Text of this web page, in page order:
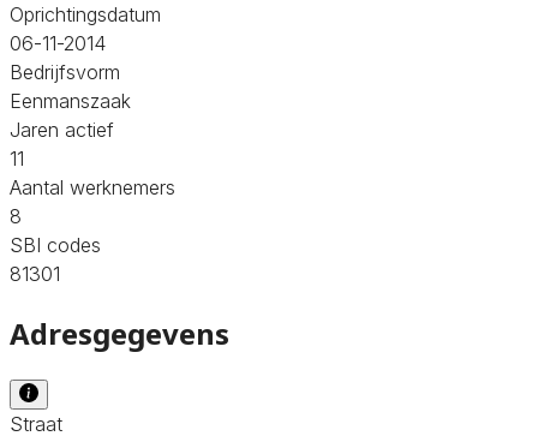
Oprichtingsdatum
06-11-2014
Bedrijfsvorm
Eenmanszaak
Jaren actief
11
Aantal werknemers
8
SBI codes
81301
Adresgegevens
Straat